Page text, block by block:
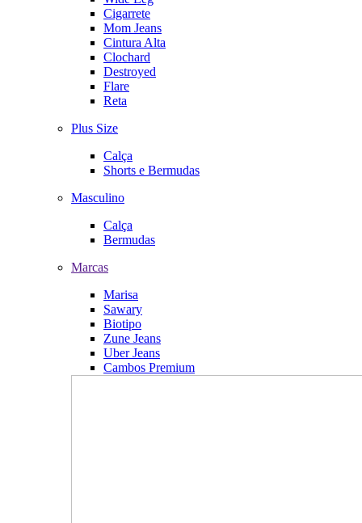
Cigarrete
Mom Jeans
Cintura Alta
Clochard
Destroyed
Flare
Reta
Plus Size
Calça
Shorts e Bermudas
Masculino
Calça
Bermudas
Marcas
Marisa
Sawary
Biotipo
Zune Jeans
Uber Jeans
Cambos Premium